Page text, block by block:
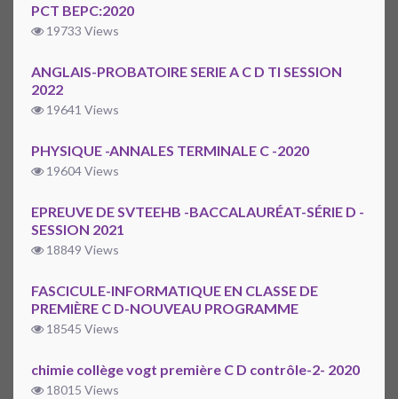
PCT BEPC:2020
19733 Views
ANGLAIS-PROBATOIRE SERIE A C D TI SESSION
2022
19641 Views
PHYSIQUE -ANNALES TERMINALE C -2020
19604 Views
EPREUVE DE SVTEEHB -BACCALAURÉAT-SÉRIE D -
SESSION 2021
18849 Views
FASCICULE-INFORMATIQUE EN CLASSE DE
PREMIÈRE C D-NOUVEAU PROGRAMME
18545 Views
chimie collège vogt première C D contrôle-2- 2020
18015 Views